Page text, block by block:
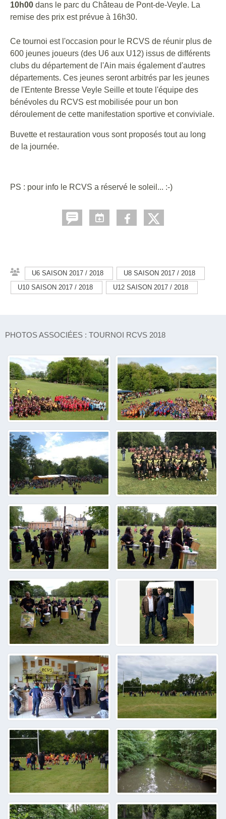
10h00 dans le parc du Château de Pont-de-Veyle. La
remise des prix est prévue à 16h30.
Ce tournoi est l'occasion pour le RCVS de réunir plus de
600 jeunes joueurs (des U6 aux U12) issus de différents
clubs du département de l'Ain mais également d'autres
départements. Ces jeunes seront arbitrés par les jeunes
de l'Entente Bresse Veyle Seille et toute l'équipe des
bénévoles du RCVS est mobilisée pour un bon
déroulement de cette manifestation sportive et conviviale.
Buvette et restauration vous sont proposés tout au long
de la journée.
PS : pour info le RCVS a réservé le soleil... :-)
U6 SAISON 2017 / 2018
U8 SAISON 2017 / 2018
U10 SAISON 2017 / 2018
U12 SAISON 2017 / 2018
PHOTOS ASSOCIÉES : TOURNOI RCVS 2018